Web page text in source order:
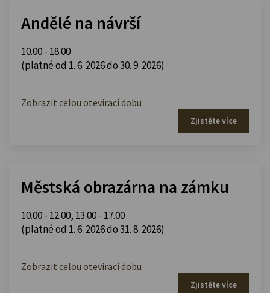
Andělé na návrší
10.00 - 18.00
(platné od 1. 6. 2026 do 30. 9. 2026)
Zobrazit celou otevírací dobu
Zjistěte více
Městská obrazárna na zámku
10.00 - 12.00, 13.00 - 17.00
(platné od 1. 6. 2026 do 31. 8. 2026)
Zobrazit celou otevírací dobu
Zjistěte více